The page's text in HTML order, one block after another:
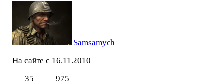
Samsamych
На сайте с 16.11.2010
35
975